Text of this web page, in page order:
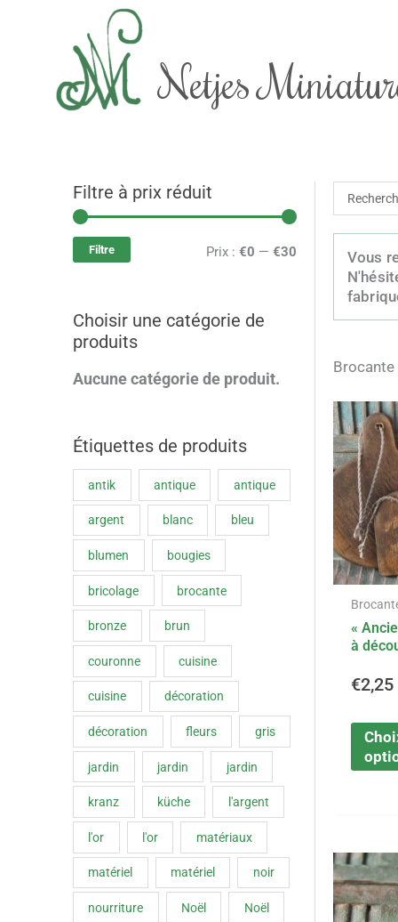
Netjes
Filtre à prix réduit
r
i
r
i
Filtre Prix : €0 — €30
Choisir une catégorie de
produits
Aucune catégorie de produit.
Étiquettes de produits
antik antique antique
argent blanc bleu
blumen bougies
bricolage brocante
bronze brun
couronne cuisine
cuisine décoration
décoration fleurs gris
jardin jardin jardin
kranz küche l'argent
l'or l'or matériaux
matériel matériel noir
nourriture Noël Noël
...
Vous
«
à
€2,25